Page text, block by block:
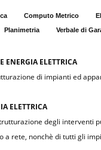
Computo Metrico
Planimetria Verbale di
ENERGIA ELETTRICA
di impianti ed
ELETTRICA
degli interventi
a rete, nonchè di tutti gli